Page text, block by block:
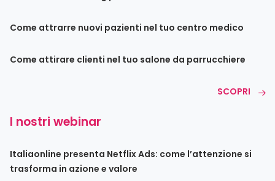
Come attrarre nuovi pazienti nel tuo centro medico
Come attirare clienti nel tuo salone da parrucchiere
SCOPRI
I nostri webinar
Italiaonline presenta Netflix Ads: come l’attenzione si
trasforma in azione e valore